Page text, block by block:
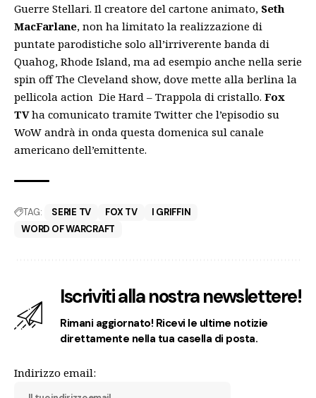
Guerre Stellari. Il creatore del cartone animato, Seth
MacFarlane, non ha limitato la realizzazione di
puntate parodistiche solo all’irriverente banda di
Quahog, Rhode Island, ma ad esempio anche nella serie
spin off The Cleveland show, dove mette alla berlina la
pellicola action Die Hard – Trappola di cristallo. Fox
TVha comunicato tramite Twitter che l’episodio su
WoW andrà in onda questa domenica sul canale
americano dell’emittente.
TAG: SERIE TV FOX TV
I GRIFFIN
WORD OF WARCRAFT
Iscriviti alla nostra newslettere!
Rimani aggiornato! Ricevi le ultime notizie
direttamente nella tua casella di posta.
Indirizzo email: